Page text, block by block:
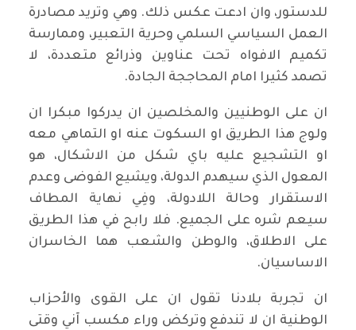
للدستور، وان ادعت عكس ذلك. وهي وتريد مصادرة
العمل السياسي السلمي وحرية التعبير، وممارسة
تكميم الافواه تحت عناوين وذرائع متعددة، لا
تصمد كثيرا امام المحاججة الجادة.
ان على الوطنيين والمخلصين ان يدركوا مبكرا ان
ولوج هذا الطريق او السكوت عنه او التماهي معه
او التشجيع عليه باي شكل من الاشكال، هو
المعول الذي سيهدم الدولة، ويشيع الفوضى وعدم
الاستقرار وحالة اللادولة، وفِي نهاية المطاف
سيعم شره على الجميع. فلا رابح في هذا الطريق
على الاطلاق، والوطن والشعب هما الخاسران
الاساسيان.
ان تجربة بلادنا تقول ان على القوى والأحزاب
الوطنية ان لا تندفع وتركض وراء مكسب آني وقتى